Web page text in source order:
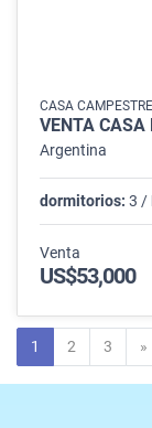
CASA CAMPESTRE
VENTA CASA
Argentina
dormitorios: 3 /
Venta
US$53,000
1 2 3 »